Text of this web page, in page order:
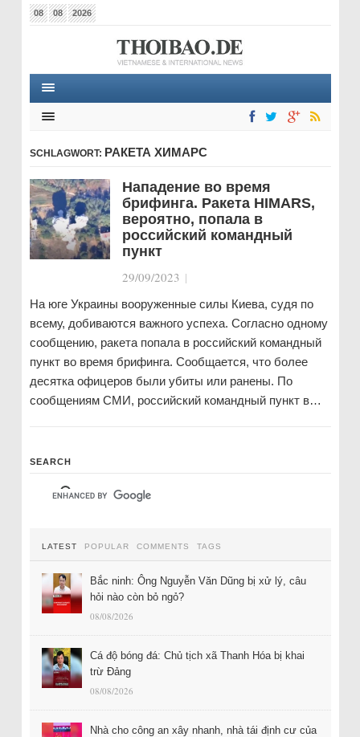
08 08 2026
SCHLAGWORT: РАКЕТА ХИМАРС
Нападение во время
брифинга. Ракета HIMARS,
вероятно, попала в
российский командный
пункт
29/09/2023 |
На юге Украины вооруженные силы Киева, судя по
всему, добиваются важного успеха. Согласно одному
сообщению, ракета попала в российский командный
пункт во время брифинга. Сообщается, что более
десятка офицеров были убиты или ранены. По
сообщениям СМИ, российский командный пункт в…
SEARCH
LATEST POPULAR COMMENTS TAGS
Bắc ninh: Ông Nguyễn Văn Dũng bị xử lý, câu
hỏi nào còn bỏ ngỏ?
08/08/2026
Cá độ bóng đá: Chủ tịch xã Thanh Hóa bị khai
trừ Đảng
08/08/2026
Nhà cho công an xây nhanh, nhà tái định cư của